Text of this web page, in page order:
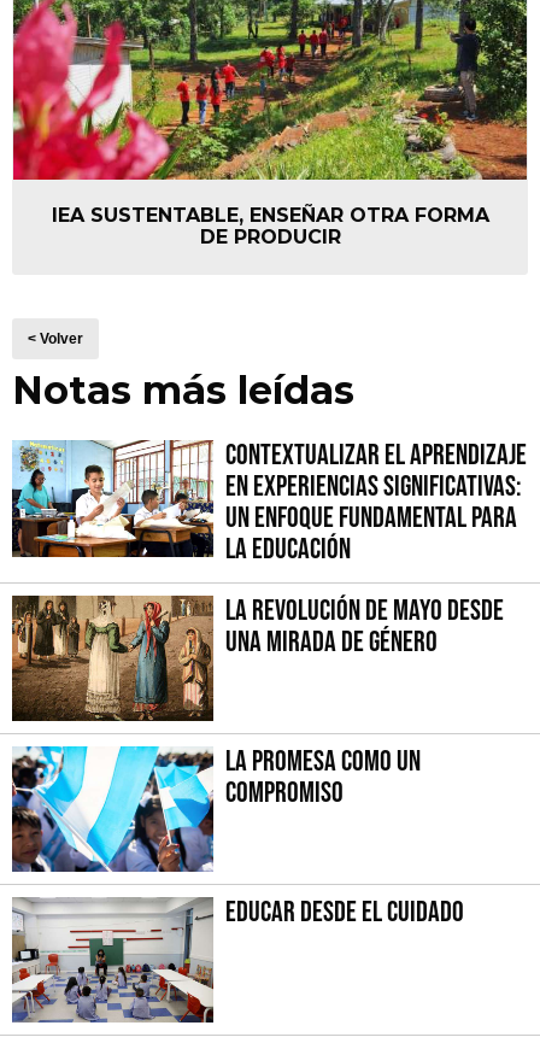
IEA SUSTENTABLE, ENSEÑAR OTRA FORMA
DE PRODUCIR
< Volver
Notas más leídas
Contextualizar el Aprendizaje
en Experiencias Significativas:
Un Enfoque fundamental para
la Educación
La Revolución de Mayo desde
una mirada de género
La promesa como un
compromiso
Educar desde el cuidado